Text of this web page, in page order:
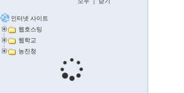
인터넷 사이트
웹호스팅
웹학교
농진청